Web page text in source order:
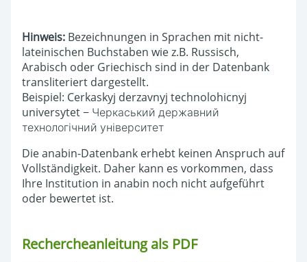
Hinweis: Bezeichnungen in Sprachen mit nicht-
lateinischen Buchstaben wie z.B. Russisch,
Arabisch oder Griechisch sind in der Datenbank
transliteriert dargestellt.
Beispiel: Cerkaskyj derzavnyj technolohicnyj
universytet − Черкаський державний
технологічний університет
Die anabin-Datenbank erhebt keinen Anspruch auf
Vollständigkeit. Daher kann es vorkommen, dass
Ihre Institution in anabin noch nicht aufgeführt
oder bewertet ist.
Rechercheanleitung als PDF